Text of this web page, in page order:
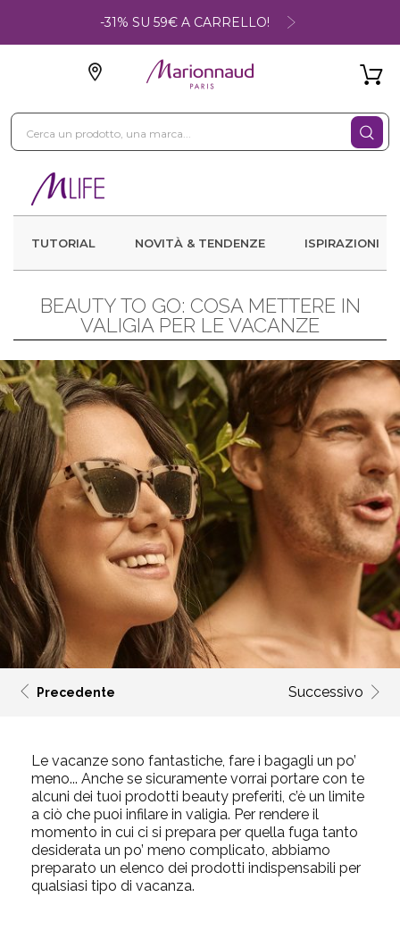
-31% SU 59€ A CARRELLO!
TUTORIAL NOVITÀ & TENDENZE ISPIRAZIONI
BEAUTY TO GO: COSA METTERE IN
VALIGIA PER LE VACANZE
Precedente Successivo
Le vacanze sono fantastiche, fare i bagagli un po’
meno... Anche se sicuramente vorrai portare con te
alcuni dei tuoi prodotti beauty preferiti, c’è un limite
a ciò che puoi infilare in valigia. Per rendere il
momento in cui ci si prepara per quella fuga tanto
desiderata un po’ meno complicato, abbiamo
preparato un elenco dei prodotti indispensabili per
qualsiasi tipo di vacanza.